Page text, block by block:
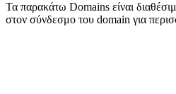
Τα παρακάτω Domains είναι
στον σύνδεσμο του domain για